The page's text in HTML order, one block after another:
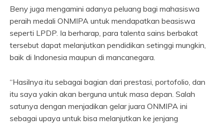
Beny juga mengamini adanya peluang bagi mahasiswa
peraih medali ONMIPA untuk mendapatkan beasiswa
seperti LPDP. Ia berharap, para talenta sains berbakat
tersebut dapat melanjutkan pendidikan setinggi mungkin,
baik di Indonesia maupun di mancanegara.
“Hasilnya itu sebagai bagian dari prestasi, portofolio, dan
itu saya yakin akan berguna untuk masa depan. Salah
satunya dengan menjadikan gelar juara ONMIPA ini
sebagai upaya untuk bisa melanjutkan ke jenjang